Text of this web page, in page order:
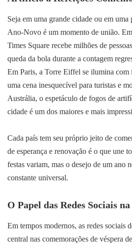
Seja em uma grande cidade ou em uma
Ano-Novo é um momento de união.
Times Square recebe milhões de
queda da bola durante a contagem
Em Paris, a Torre Eiffel se ilumina
uma cena inesquecível para turistas e
Austrália, o espetáculo de fogos de
cidade é um dos maiores e mais
Cada país tem seu próprio jeito de
de esperança e renovação é o que une
festas variam, mas o desejo de um ano
constante universal.
O Papel das Redes Sociais
Em tempos modernos, as redes sociais
central nas comemorações de véspera